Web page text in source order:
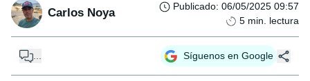
Carlos Noya Publicado: 06/05/2025 09:57
5 min. lectura
... Síguenos en Google